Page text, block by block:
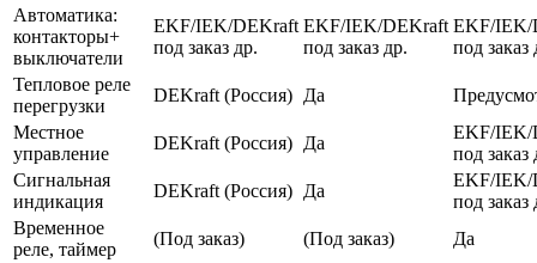
Автоматика:
контакторы+
выключатели
EKF/IEK/DEKraft
под заказ др.
EKF/IEK/DEKraft
под заказ др.
EKF/IEK/
под заказ
Тепловое реле
перегрузки
DEKraft (Россия) Да
Местное
управление
DEKraft (Россия) Да
EKF/IEK/
под заказ
Сигнальная
индикация
DEKraft (Россия) Да
EKF/IEK/
под заказ
Временное
реле, таймер
(Под заказ) (Под заказ)
Да